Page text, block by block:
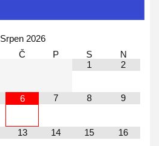
Srpen 2026
Č P S
N
1
2
6 7 8 9
13 14 15 16